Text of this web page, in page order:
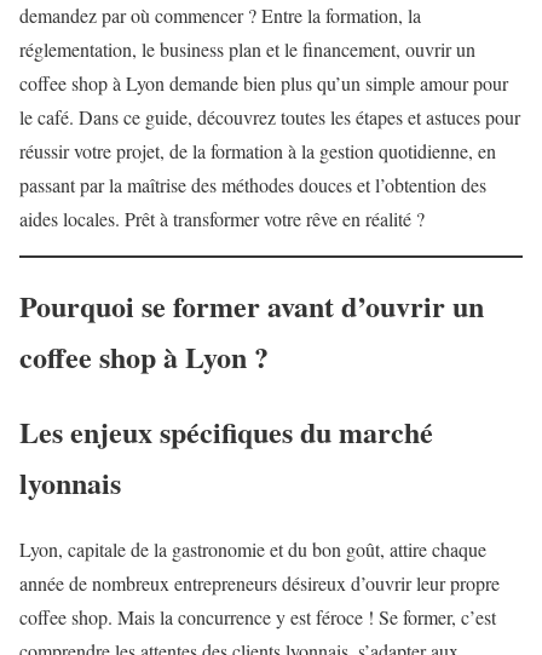
demandez par où commencer ? Entre la formation, la
réglementation, le business plan et le financement, ouvrir un
coffee shop à Lyon demande bien plus qu’un simple amour pour
le café. Dans ce guide, découvrez toutes les étapes et astuces pour
réussir votre projet, de la formation à la gestion quotidienne, en
passant par la maîtrise des méthodes douces et l’obtention des
aides locales. Prêt à transformer votre rêve en réalité ?
Pourquoi se former avant d’ouvrir un
coffee shop à Lyon ?
Les enjeux spécifiques du marché
lyonnais
Lyon, capitale de la gastronomie et du bon goût, attire chaque
année de nombreux entrepreneurs désireux d’ouvrir leur propre
coffee shop. Mais la concurrence y est féroce ! Se former, c’est